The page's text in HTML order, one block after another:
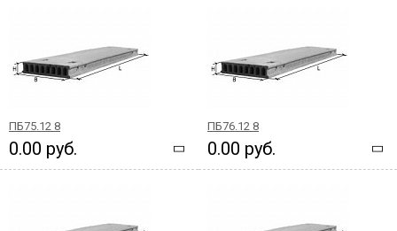
ПБ75.12 8
0.00 руб.
ПБ76.12 8
0.00 руб.